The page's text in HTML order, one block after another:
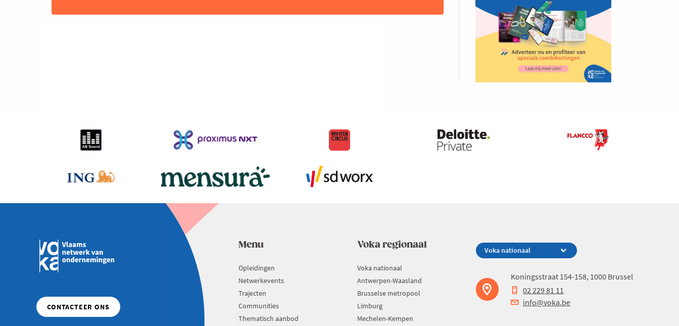
Menu
Opleidingen
Netwerkevents
Trajecten
Communities
Thematisch aanbod
Voka regionaal
Voka nationaal
Antwerpen-Waasland
Brusselse metropool
Limburg
Mechelen-Kempen
Koningsstraat 154-158, 1000 Brussel
02 229 81 11
info@voka.be